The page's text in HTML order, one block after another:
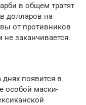
в общем тратят
долларов на
от противников
заканчивается.
появится в
особой маски-